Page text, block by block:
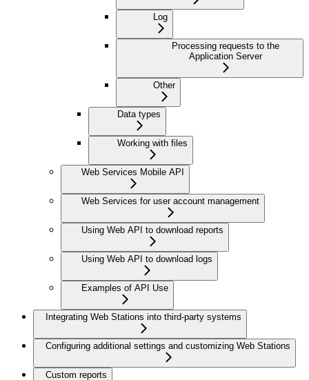
Log
Processing requests to the
Application Server
Other
Data types
Working with files
Web Services Mobile API
Web Services for user account management
Using Web API to download reports
Using Web API to download logs
Examples of API Use
Integrating Web Stations into third-party systems
Configuring additional settings and customizing Web Stations
Custom reports